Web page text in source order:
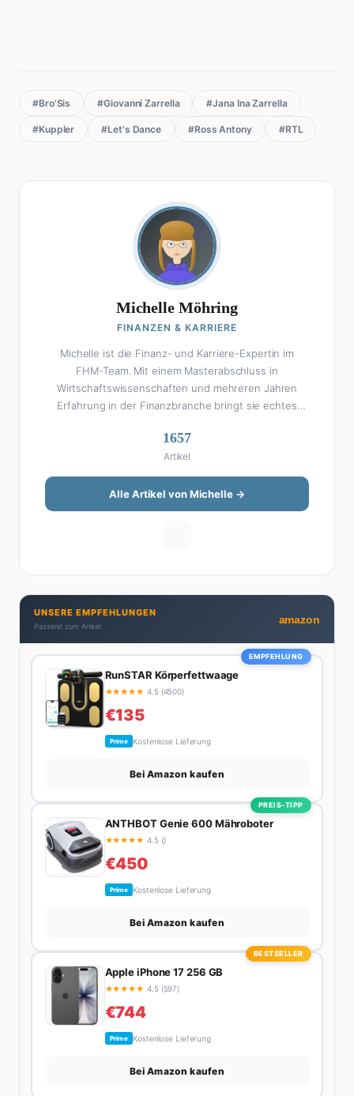
#Bro'Sis #Giovanni Zarrella #Jana Ina Zarrella
#Kuppler #Let's Dance #Ross Antony #RTL
Michelle Möhring
FINANZEN & KARRIERE
Michelle ist die Finanz- und Karriere-Expertin im
FHM-Team. Mit einem Masterabschluss in
Wirtschaftswissenschaften und mehreren Jahren
Erfahrung in der Finanzbranche bringt sie echtes
Michelle klingt Altersvorsorge nicht wie eine
Steuererklärung. Ihre Stärke liegt darin, komplexe
Finanzthemen so aufzubereiten, dass sie jeder
versteht – ohne Fachchinesisch, dafür mit konkreten
Tipps zum Umsetzen. Von ETF-Strategien über
Privatleben unter einen Hut bekommt. Privat ist sie
bekennende Kaffee-Süchtige (3+ Tassen am Tag,
Minimum), Podcast-Hörerin und verbringt ihre
Wochenenden am liebsten in der Natur oder auf dem
1657
Artikel
Alle Artikel von Michelle →
UNSERE EMPFEHLUNGEN
Passend zum Artikel
amazon
EMPFEHLUNG
RunSTAR Körperfettwaage
★★★★★ 4.5 (4500)
€135
Prime Kostenlose Lieferung
Bei Amazon kaufen
PREIS-TIPP
ANTHBOT Genie 600 Mähroboter
★★★★★ 4.5 ()
€450
Prime Kostenlose Lieferung
Bei Amazon kaufen
BESTSELLER
Apple iPhone 17 256 GB
★★★★★ 4.5 (597)
€744
Prime Kostenlose Lieferung
Bei Amazon kaufen